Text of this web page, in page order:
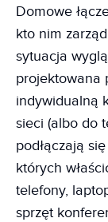
Domowe
kto nim
sytuacja
projektowana
indywidualną
sieci (albo do
podłączają
których
telefony,
sprzęt